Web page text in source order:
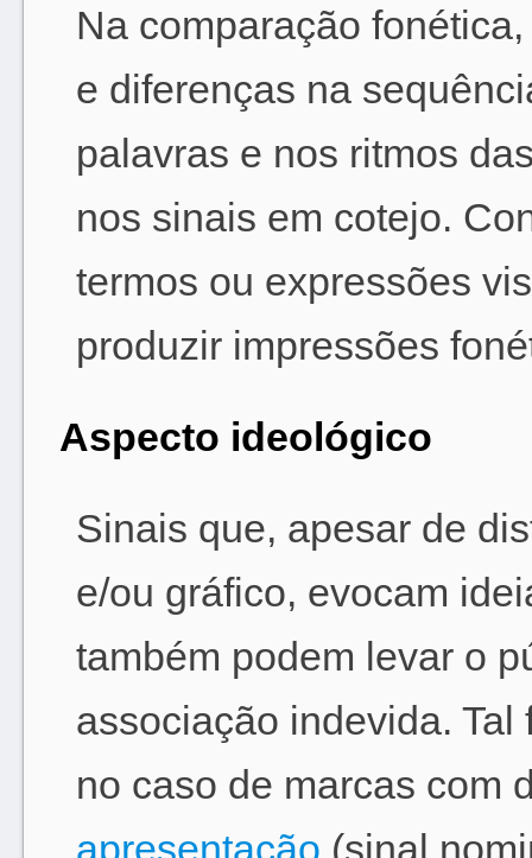
Na comparação
e diferenças na
palavras e nos ritmos
nos sinais em cotejo.
termos ou expressões
produzir impressões
Aspecto ideológico
Sinais que, apesar de
e/ou gráfico, evocam
também podem levar o
associação indevida.
no caso de marcas com
apresentação (sinal